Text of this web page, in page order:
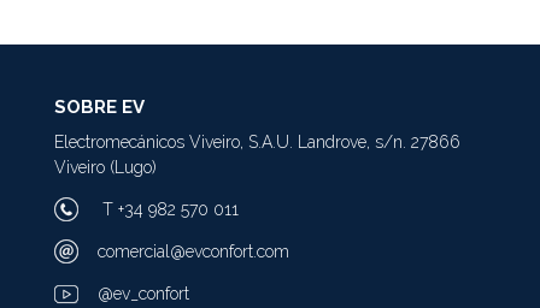
SOBRE EV
Electromecánicos Viveiro, S.A.U. Landrove, s/n. 27866
Viveiro (Lugo)
T +34 982 570 011
comercial@evconfort.com
@ev_confort